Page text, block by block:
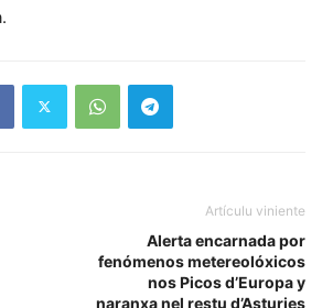
Artículu viniente
Alerta encarnada por
fenómenos metereolóxicos
nos Picos d’Europa y
naranxa nel restu d’Asturies